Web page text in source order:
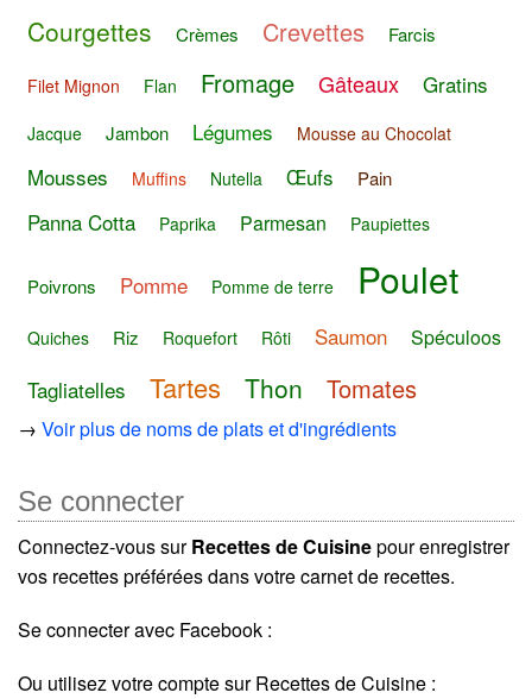
Courgettes Crèmes Crevettes Farcis
Filet Mignon Flan Fromage Gâteaux Gratins
Jacque Jambon Légumes Mousse au Chocolat
Mousses Muffins Nutella Œufs Pain
Panna Cotta Paprika Parmesan Paupiettes
Poivrons Pomme Pomme de terre Poulet
Quiches Riz Roquefort Rôti Saumon Spéculoos
Tagliatelles Tartes Thon Tomates
→ Voir plus de noms de plats et d'ingrédients
Se connecter
Connectez-vous surRecettes de Cuisinepour enregistrer
vos recettes préférées dans votre carnet de recettes.
Se connecter avec Facebook :
Ou utilisez votre compte sur Recettes de Cuisine :